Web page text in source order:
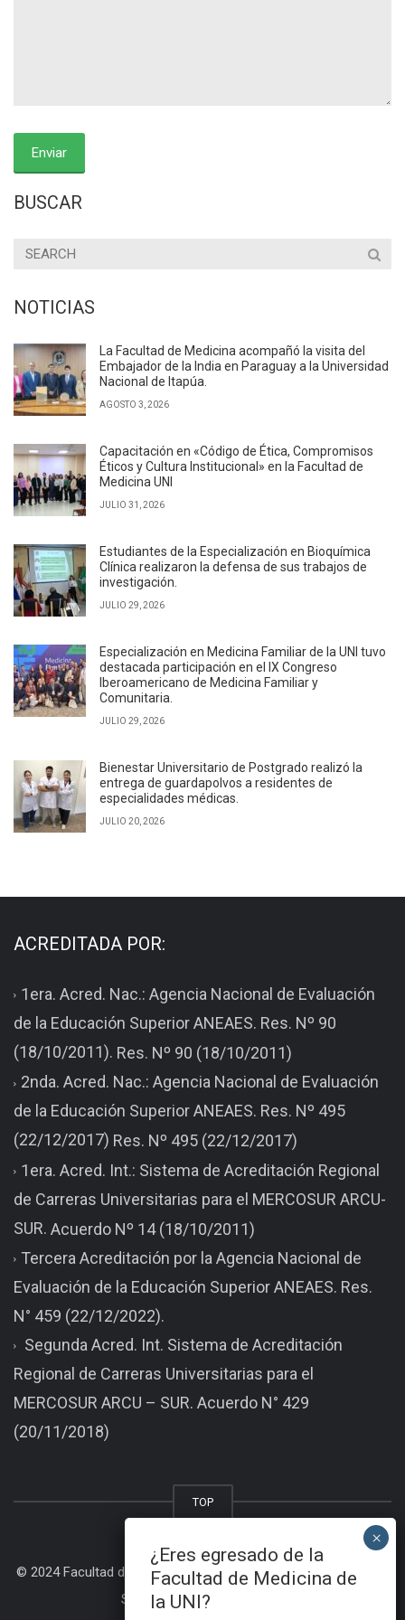
BUSCAR
NOTICIAS
La Facultad de Medicina acompañó la visita del
Embajador de la India en Paraguay a la Universidad
Nacional de Itapúa.
AGOSTO 3, 2026
Capacitación en «Código de Ética, Compromisos
Éticos y Cultura Institucional» en la Facultad de
Medicina UNI
JULIO 31, 2026
Estudiantes de la Especialización en Bioquímica
Clínica realizaron la defensa de sus trabajos de
investigación.
JULIO 29, 2026
Especialización en Medicina Familiar de la UNI tuvo
destacada participación en el IX Congreso
Iberoamericano de Medicina Familiar y
Comunitaria.
JULIO 29, 2026
Bienestar Universitario de Postgrado realizó la
entrega de guardapolvos a residentes de
especialidades médicas.
JULIO 20, 2026
ACREDITADA POR:
1era. Acred. Nac.: Agencia Nacional de Evaluación
de la Educación Superior ANEAES. Res. Nº 90
(18/10/2011). Res. Nº 90 (18/10/2011)
2nda. Acred. Nac.: Agencia Nacional de Evaluación
de la Educación Superior ANEAES. Res. Nº 495
(22/12/2017) Res. Nº 495 (22/12/2017)
1era. Acred. Int.: Sistema de Acreditación Regional
de Carreras Universitarias para el MERCOSUR ARCU-
SUR. Acuerdo Nº 14 (18/10/2011)
Tercera Acreditación por la Agencia Nacional de
Evaluación de la Educación Superior ANEAES. Res.
N° 459 (22/12/2022).
Segunda Acred. Int. Sistema de Acreditación
Regional de Carreras Universitarias para el
MERCOSUR ARCU – SUR. Acuerdo N° 429
(20/11/2018)
TOP
© 2024 Facultad de Medicina - Universidad Nacional de Itapua |
Sitio desarrollado por BDS |
¿Eres egresado de la
Facultad de Medicina de
la UNI?